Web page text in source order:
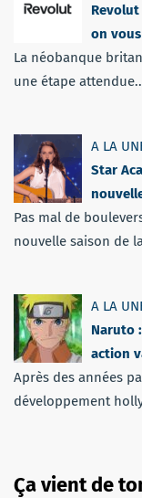
on
La néobanque
une étape
A LA
Star
Pas mal de
nouvelle saison de
A LA
Naruto
action
Après des années
développement
Ça vient de